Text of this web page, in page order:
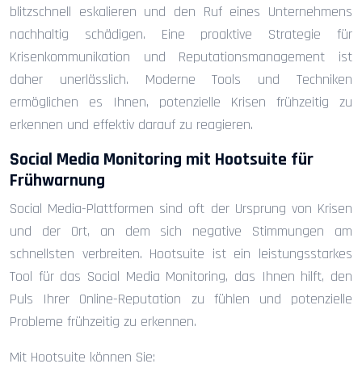
blitzschnell eskalieren und den Ruf eines Unternehmens
nachhaltig schädigen. Eine proaktive Strategie für
Krisenkommunikation und Reputationsmanagement ist
daher unerlässlich. Moderne Tools und Techniken
ermöglichen es Ihnen, potenzielle Krisen frühzeitig zu
erkennen und effektiv darauf zu reagieren.
Social Media Monitoring mit Hootsuite für
Frühwarnung
Social Media-Plattformen sind oft der Ursprung von Krisen
und der Ort, an dem sich negative Stimmungen am
schnellsten verbreiten. Hootsuite ist ein leistungsstarkes
Tool für das Social Media Monitoring, das Ihnen hilft, den
Puls Ihrer Online-Reputation zu fühlen und potenzielle
Probleme frühzeitig zu erkennen.
Mit Hootsuite können Sie: